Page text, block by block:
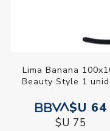
Lima Banana
Beauty Style 1
$U 64
$U 75